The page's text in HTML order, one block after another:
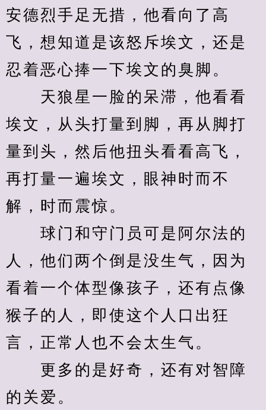
安德烈手足无措，他看向了高
飞，想知道是该怒斥埃文，还是
忍着恶心捧一下埃文的臭脚。
天狼星一脸的呆滞，他看看
埃文，从头打量到脚，再从脚打
量到头，然后他扭头看看高飞，
再打量一遍埃文，眼神时而不
解，时而震惊。
球门和守门员可是阿尔法的
人，他们两个倒是没生气，因为
看着一个体型像孩子，还有点像
猴子的人，即使这个人口出狂
言，正常人也不会太生气。
更多的是好奇，还有对智障
的关爱。